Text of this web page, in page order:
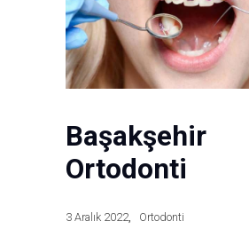
Başakşehir
Ortodonti
3 Aralık 2022 Ortodonti